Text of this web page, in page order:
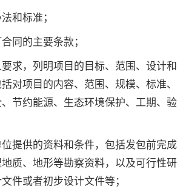
和标准；
同的主要条款；
要求，列明项目的目标、范围、设计和
对项目的内容、范围、规模、标准、
节约能源、生态环境保护、工期、验
位提供的资料和条件，包括发包前完成
质、地形等勘察资料，以及可行性研
件或者初步设计文件等；